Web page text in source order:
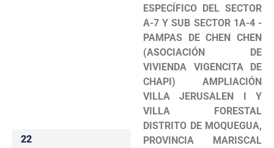
Programas
Intranet
22
ESPECÍFICO DEL SECTOR
A-7 Y SUB SECTOR 1A-4 ­
PAMPAS DE CHEN CHEN
(ASOCIACIÓN DE
VIVIENDA VIGENCITA DE
CHAPI) AMPLIACIÓN
VILLA JERUSALEN I Y
VILLA FORESTAL
DISTRITO DE MOQUEGUA,
PROVINCIA MARISCAL